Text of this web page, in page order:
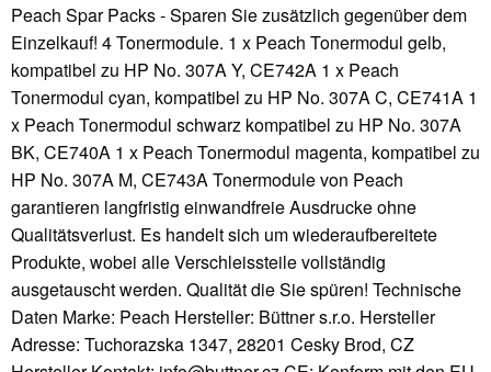
Peach Spar Packs - Sparen Sie zusätzlich gegenüber dem
Einzelkauf! 4 Tonermodule. 1 x Peach Tonermodul gelb,
kompatibel zu HP No. 307A Y, CE742A 1 x Peach
Tonermodul cyan, kompatibel zu HP No. 307A C, CE741A 1
x Peach Tonermodul schwarz kompatibel zu HP No. 307A
BK, CE740A 1 x Peach Tonermodul magenta, kompatibel zu
HP No. 307A M, CE743A Tonermodule von Peach
garantieren langfristig einwandfreie Ausdrucke ohne
Qualitätsverlust. Es handelt sich um wiederaufbereitete
Produkte, wobei alle Verschleissteile vollständig
ausgetauscht werden. Qualität die Sie spüren! Technische
Daten Marke: Peach Hersteller: Büttner s.r.o. Hersteller
Adresse: Tuchorazska 1347, 28201 Cesky Brod, CZ